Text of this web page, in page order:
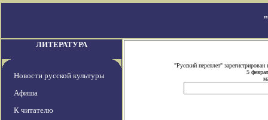
ЛИТЕРАТУРА
Новости русской культуры
Афиша
К читателю
"Русский переплет"
5